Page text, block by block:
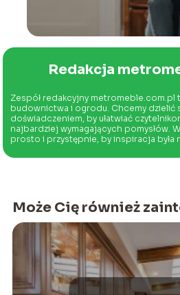
Redakcja
Zespół redakcyjny metromeble.com.pl
budownictwa i ogrodu. Chcemy dzielić
doświadczeniem, by ułatwiać
najbardziej wymagających pomysłów.
prosto i przystępnie, by inspiracja była
Może Cię również